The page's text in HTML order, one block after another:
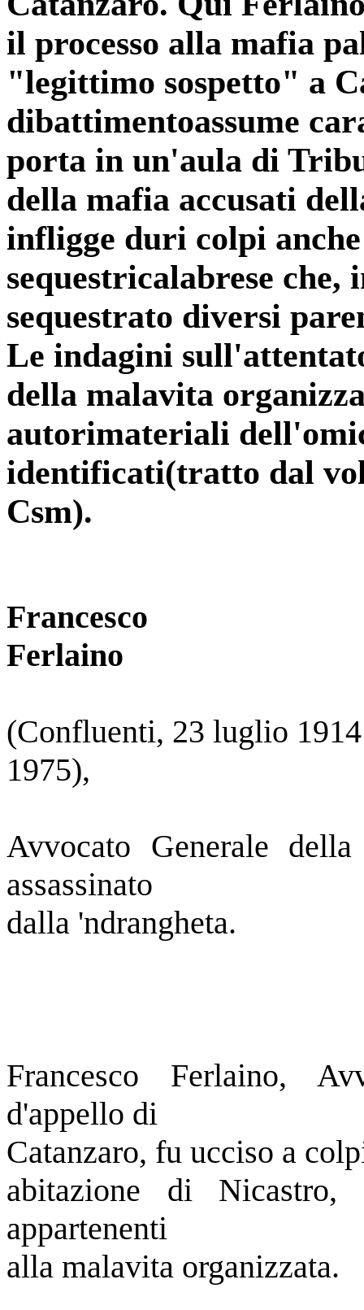
il processo alla mafia
"legittimo sospetto" a
dibattimentoassume
porta in un'aula di
della mafia accusati
infligge duri colpi
sequestricalabrese
sequestrato diversi
Le indagini
della malavita
autorimateriali
identificati(tratto dal
Csm).
Francesco
Ferlaino
(Confluenti, 23 luglio
1975),
Avvocato Generale
assassinato
dalla 'ndrangheta.
Francesco Ferlaino,
d'appello di
Catanzaro, fu ucciso a
abitazione di Nicastro,
appartenenti
alla malavita organizzata.